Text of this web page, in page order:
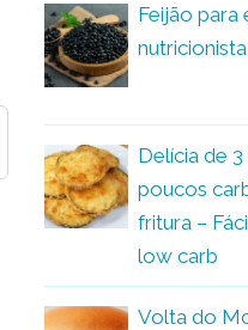
Feijão para
Delícia de
poucos
fritura –
low carb
Volta do